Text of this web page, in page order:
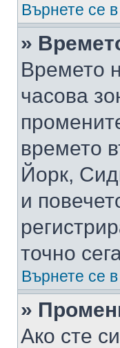
Върнете се
»
Времето
часова
времето
Йорк,
и
точно
Върнете се
»
Ако сте